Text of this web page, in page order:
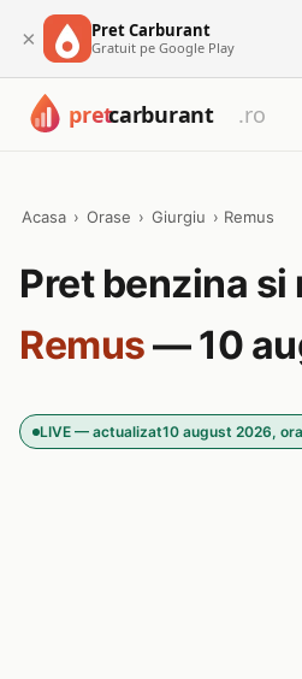
× Pret Carburant
Gratuit pe Google Play
Acasa › Orase › Giurgiu › Remus
Pret benzina
Remus— 10
LIVE — actualizat10 august 2026,